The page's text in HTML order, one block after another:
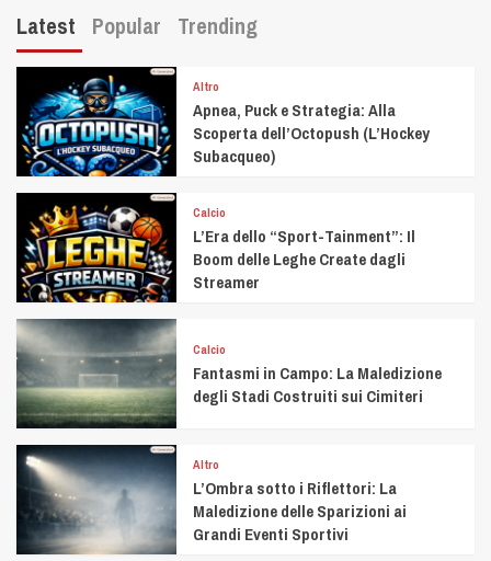
Latest Popular Trending
Altro
Apnea, Puck e Strategia: Alla
Scoperta dell’Octopush (L’Hockey
Subacqueo)
Calcio
L’Era dello “Sport-Tainment”: Il
Boom delle Leghe Create dagli
Streamer
Calcio
Fantasmi in Campo: La Maledizione
degli Stadi Costruiti sui Cimiteri
Altro
L’Ombra sotto i Riflettori: La
Maledizione delle Sparizioni ai
Grandi Eventi Sportivi